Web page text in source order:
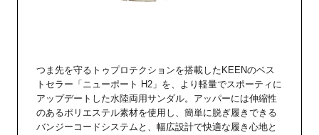
つま先を守るトゥプロテクションを搭載したKEENのベス
トセラー「ニューポート H2」を、より軽量でスポーティに
アップデートした水陸両用サンダル。アッパーには伸縮性
のあるポリエステル素材を使用し、簡単に脱ぎ履きできる
バンジーコードシステムと、幅広設計で快適な履き心地と